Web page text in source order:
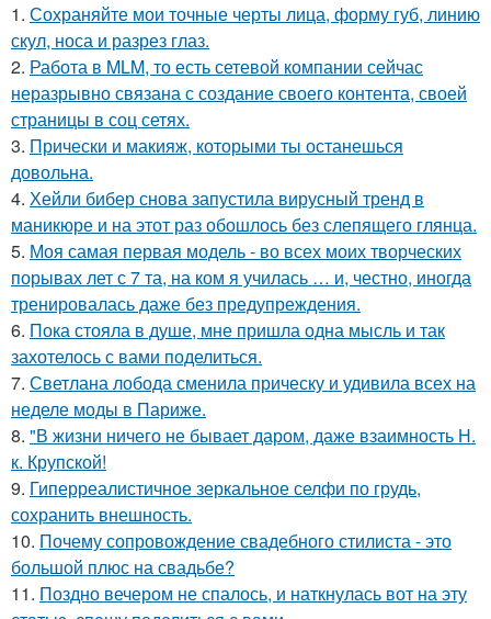
1. Сохраняйте мои точные черты лица, форму губ, линию
скул, носа и разрез глаз.
2. Работа в MLM, то есть сетевой компании сейчас
неразрывно связана с создание своего контента, своей
страницы в соц сетях.
3. Прически и макияж, которыми ты останешься
довольна.
4. Хейли бибер снова запустила вирусный тренд в
маникюре и на этот раз обошлось без слепящего глянца.
5. Моя самая первая модель - во всех моих творческих
порывах лет с 7 та, на ком я училась … и, честно, иногда
тренировалась даже без предупреждения.
6. Пока стояла в душе, мне пришла одна мысль и так
захотелось с вами поделиться.
7. Светлана лобода сменила прическу и удивила всех на
неделе моды в Париже.
8. "В жизни ничего не бывает даром, даже взаимность Н.
к. Крупской!
9. Гиперреалистичное зеркальное селфи по грудь,
сохранить внешность.
10. Почему сопровождение свадебного стилиста - это
большой плюс на свадьбе?
11. Поздно вечером не спалось, и наткнулась вот на эту